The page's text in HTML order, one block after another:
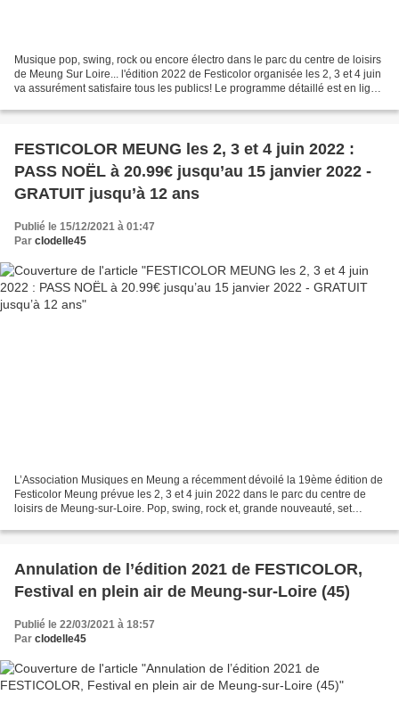
Musique pop, swing, rock ou encore électro dans le parc du centre de loisirs
de Meung Sur Loire... l'édition 2022 de Festicolor organisée les 2, 3 et 4 juin
va assurément satisfaire tous les publics! Le programme détaillé est en ligne
FESTICOLOR MEUNG les 2, 3 et 4 juin 2022 :
PASS NOËL à 20.99€ jusqu’au 15 janvier 2022 -
GRATUIT jusqu’à 12 ans
Publié le 15/12/2021 à 01:47
Par clodelle45
L’Association Musiques en Meung a récemment dévoilé la 19ème édition de
Festicolor Meung prévue les 2, 3 et 4 juin 2022 dans le parc du centre de
loisirs de Meung-sur-Loire. Pop, swing, rock et, grande nouveauté, set
Annulation de l’édition 2021 de FESTICOLOR,
Festival en plein air de Meung-sur-Loire (45)
Publié le 22/03/2021 à 18:57
Par clodelle45